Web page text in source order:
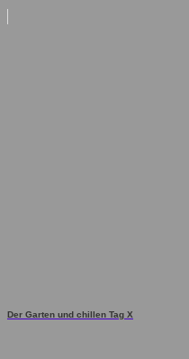
Der Garten und chillen Tag X